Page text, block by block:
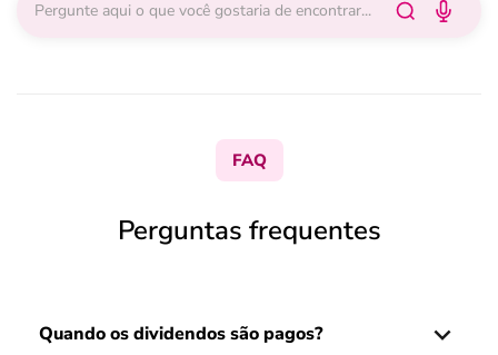
FAQ
Perguntas frequentes
Quando os dividendos são pagos?